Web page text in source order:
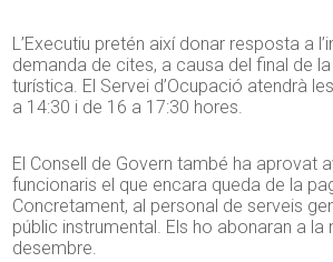
L’Executiu pretén així donar resposta a
demanda de cites, a causa del final de
turística. El Servei d’Ocupació atendrà
a 14:30 i de 16 a 17:30 hores.
El Consell de Govern també ha aprovat
funcionaris el que encara queda de la
Concretament, al personal de serveis
públic instrumental. Els ho abonaran a la
desembre.